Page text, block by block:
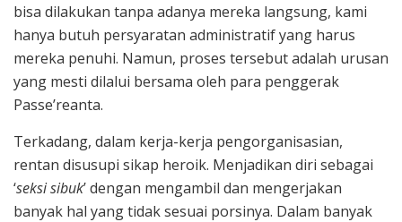
bisa dilakukan tanpa adanya mereka langsung, kami
hanya butuh persyaratan administratif yang harus
mereka penuhi. Namun, proses tersebut adalah urusan
yang mesti dilalui bersama oleh para penggerak
Passe’reanta.
Terkadang, dalam kerja-kerja pengorganisasian,
rentan disusupi sikap heroik. Menjadikan diri sebagai
‘seksi sibuk’ dengan mengambil dan mengerjakan
banyak hal yang tidak sesuai porsinya. Dalam banyak